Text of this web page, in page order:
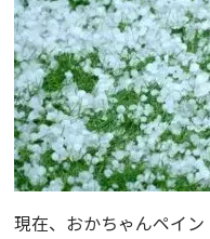
現在、おかちゃんペイ